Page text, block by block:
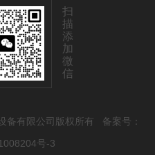
扫
描
添
加
微
信
备有限公司版权所有 备案号：
号-3